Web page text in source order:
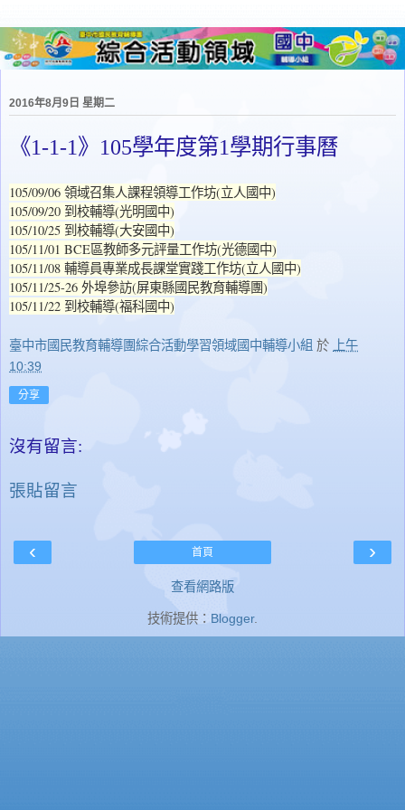
2016年8月9日 星期二
《1-1-1》105學年度第1學期行事曆
105/09/06 領域召集人課程領導工作坊(立人國中)
105/09/20 到校輔導(光明國中)
105/10/25 到校輔導(大安國中)
105/11/01 BCE區教師多元評量工作坊(光德國中)
105/11/08 輔導員專業成長課堂實踐工作坊(立人國中)
105/11/25-26 外埠參訪(屏東縣國民教育輔導團)
105/11/22 到校輔導(福科國中)
臺中市國民教育輔導團綜合活動學習領域國中輔導小組 於
上午
10:39
分享
沒有留言:
張貼留言
‹ ›
首頁
查看網路版
技術提供： Blogger.